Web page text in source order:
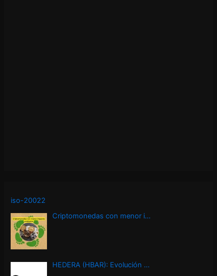
iso-20022
Criptomonedas con menor i…
HEDERA (HBAR): Evolución …